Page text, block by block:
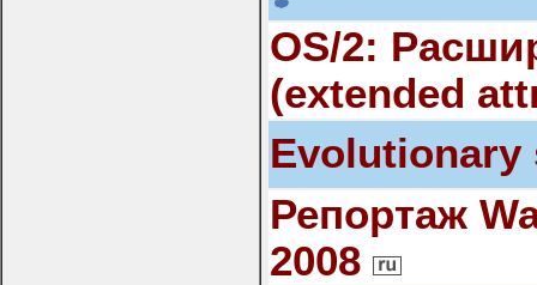
OS/2:
(extended
Evolutionary
Репортаж
2008